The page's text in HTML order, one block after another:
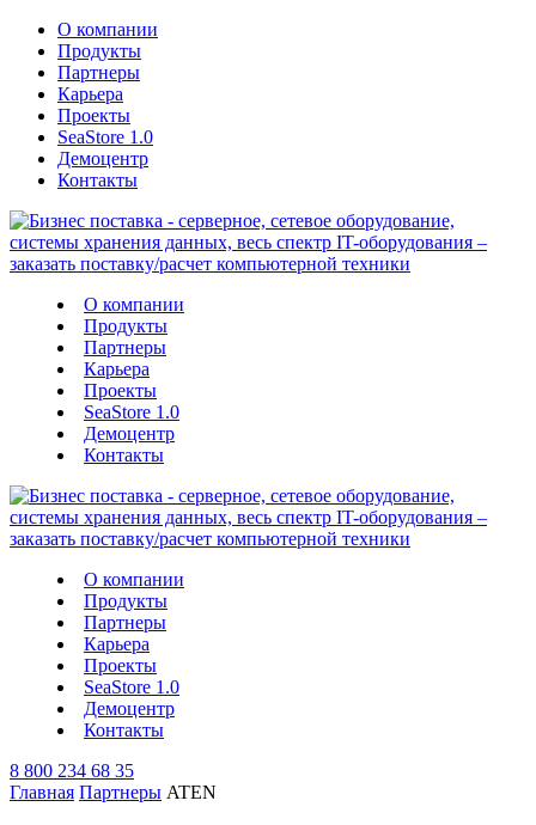
О компании
Продукты
Партнеры
Карьера
Проекты
SeaStore 1.0
Демоцентр
Контакты
О компании
Продукты
Партнеры
Карьера
Проекты
SeaStore 1.0
Демоцентр
Контакты
О компании
Продукты
Партнеры
Карьера
Проекты
SeaStore 1.0
Демоцентр
Контакты
8 800 234 68 35
Главная Партнеры ATEN